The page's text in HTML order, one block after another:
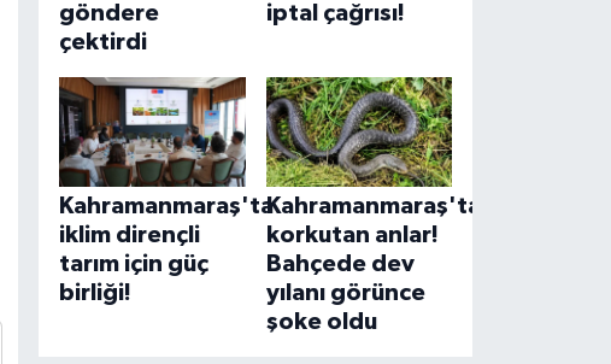
göndere
çektirdi
iptal çağrısı!
Kahramanmaraş'ta
iklim dirençli
tarım için güç
birliği!
Kahramanmaraş'ta
korkutan anlar!
Bahçede dev
yılanı görünce
şoke oldu